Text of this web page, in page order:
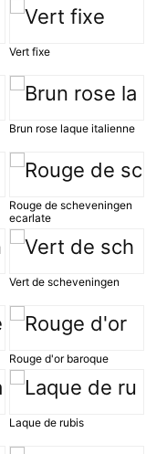
Vert fixe
Brun rose laque italienne
Rouge de scheveningen
ecarlate
Vert de scheveningen
Rouge d'or baroque
Laque de rubis